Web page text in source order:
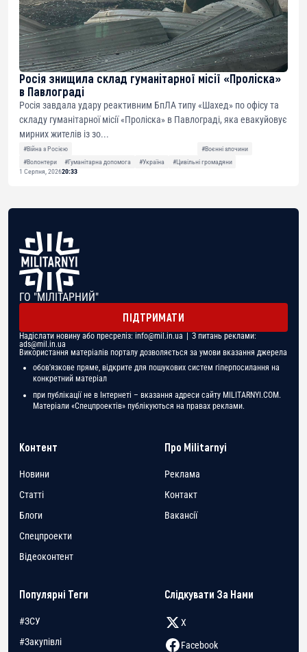
Росія знищила склад гуманітарної місії «Проліска»
в Павлограді
Росія завдала удару реактивним БпЛА типу «Шахед» по офісу та
складу гуманітарної місії «Проліска» в Павлограді, яка евакуйовує
мирних жителів із зо...
#Війна з Росією
#Воєнні злочини
#Волонтери
#Гуманітарна допомога #Україна
#Цивільні громадяни
1 Серпня, 202620:33
ГО "МІЛІТАРНИЙ"
ПІДТРИМАТИ
Надіслати новину або пресреліз: info@mil.in.ua | З питань реклами:
ads@mil.in.ua
Використання матеріалів порталу дозволяється за умови вказання джерела
обов'язкове пряме, відкрите для пошукових систем гіперпосилання на
конкретний матеріал
при публікації не в Інтернеті – вказання адреси сайту MILITARNYI.COM.
Матеріали «Спецпроектів» публікуються на правах реклами.
Контент
Новини
Статті
Блоги
Спецпроекти
Відеоконтент
Про Militarnyi
Реклама
Контакт
Вакансії
Популярні Теги
#ЗСУ
#Закупівлі
Слідкувати За Нами
X
Facebook